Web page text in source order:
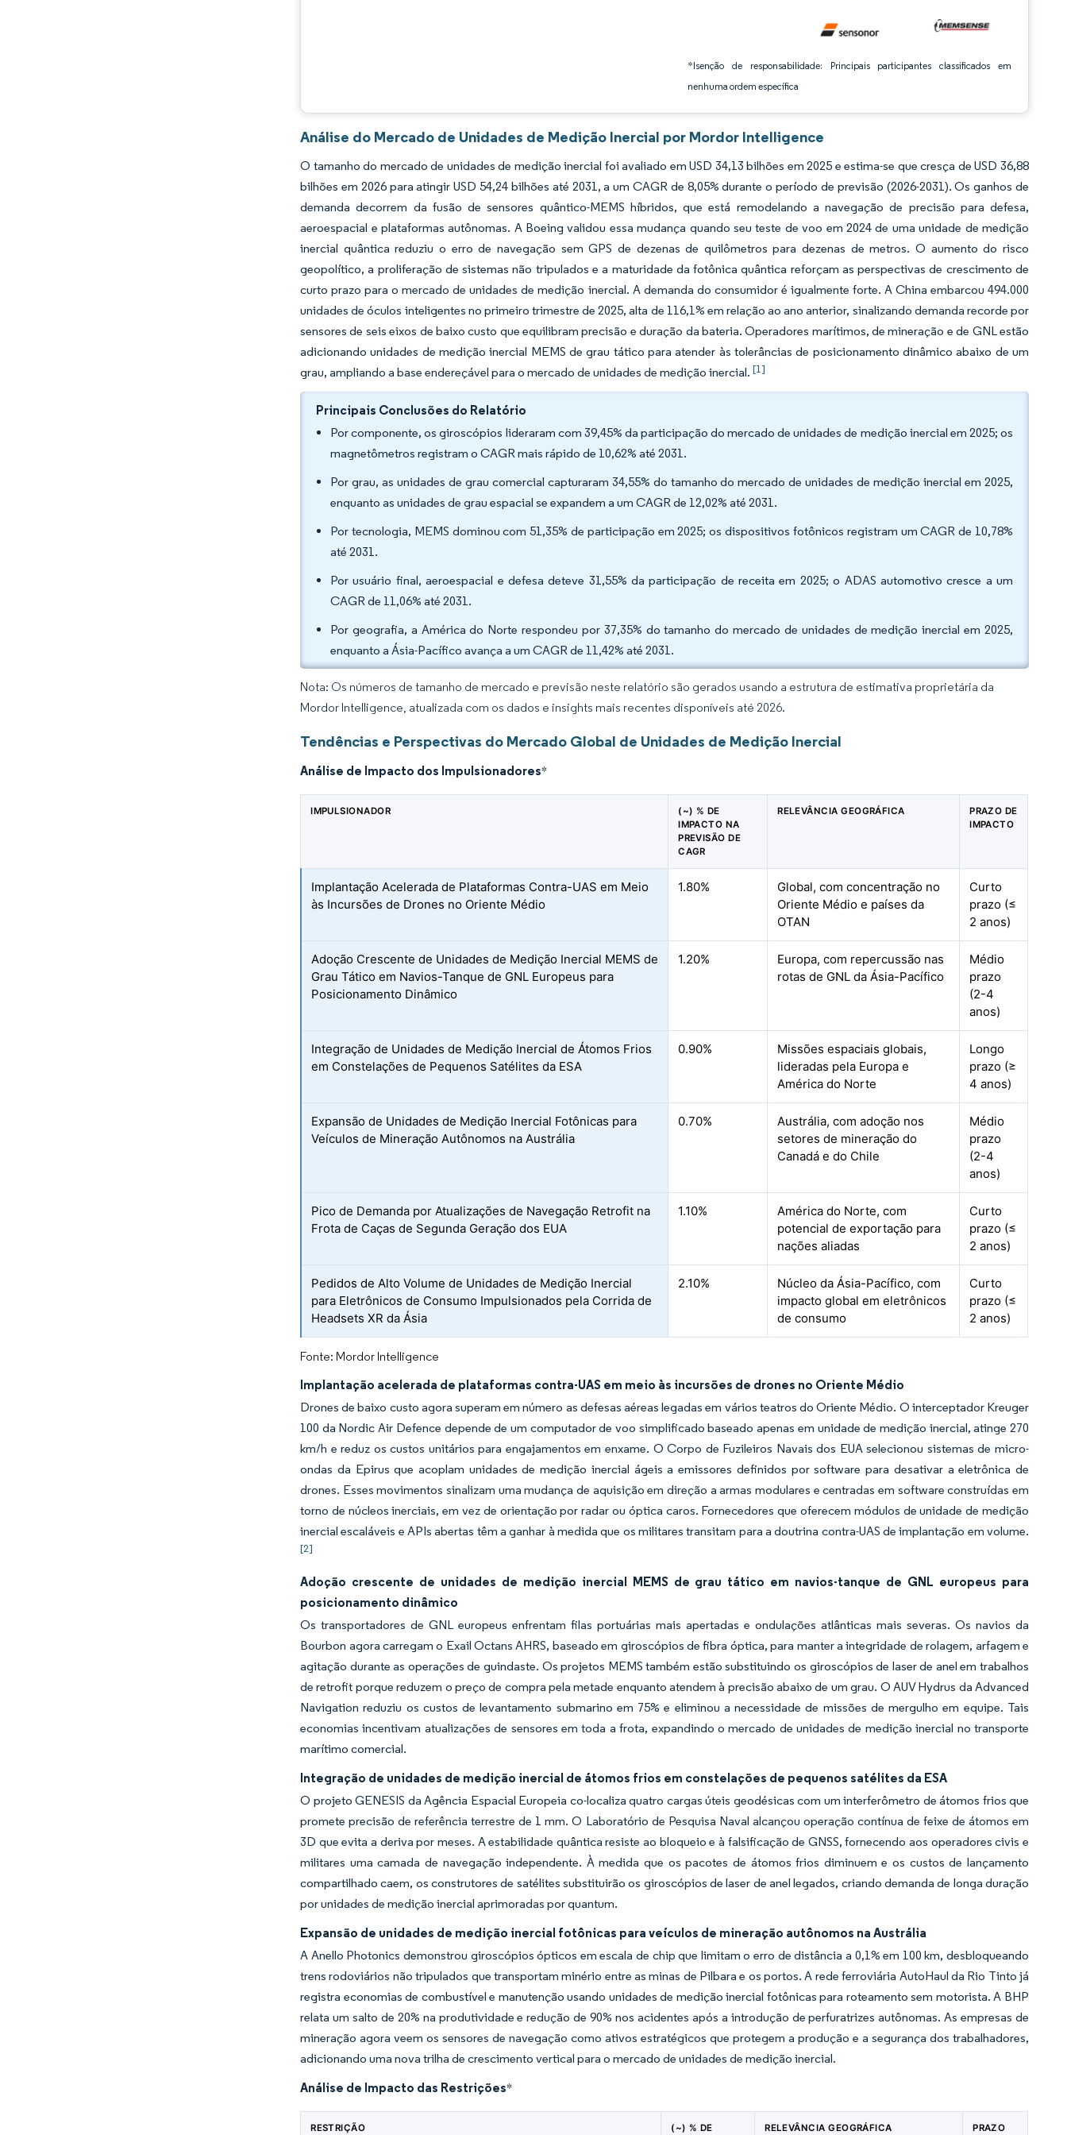
*Isenção de responsabilidade: Principais participantes classificados em
nenhuma ordem específica
Análise do Mercado de Unidades de Medição Inercial por Mordor Intelligence
O tamanho do mercado de unidades de medição inercial foi avaliado em USD 34,13 bilhões em 2025 e estima-se que cresça de USD 36,88
bilhões em 2026 para atingir USD 54,24 bilhões até 2031, a um CAGR de 8,05% durante o período de previsão (2026-2031). Os ganhos de
demanda decorrem da fusão de sensores quântico-MEMS híbridos, que está remodelando a navegação de precisão para defesa,
aeroespacial e plataformas autônomas. A Boeing validou essa mudança quando seu teste de voo em 2024 de uma unidade de medição
inercial quântica reduziu o erro de navegação sem GPS de dezenas de quilômetros para dezenas de metros. O aumento do risco
geopolítico, a proliferação de sistemas não tripulados e a maturidade da fotônica quântica reforçam as perspectivas de crescimento de
curto prazo para o mercado de unidades de medição inercial. A demanda do consumidor é igualmente forte. A China embarcou 494.000
unidades de óculos inteligentes no primeiro trimestre de 2025, alta de 116,1% em relação ao ano anterior, sinalizando demanda recorde por
sensores de seis eixos de baixo custo que equilibram precisão e duração da bateria. Operadores marítimos, de mineração e de GNL estão
adicionando unidades de medição inercial MEMS de grau tático para atender às tolerâncias de posicionamento dinâmico abaixo de um
grau, ampliando a base endereçável para o mercado de unidades de medição inercial.[1]
Principais Conclusões do Relatório
Por componente, os giroscópios lideraram com 39,45% da participação do mercado de unidades de medição inercial em 2025; os
magnetômetros registram o CAGR mais rápido de 10,62% até 2031.
Por grau, as unidades de grau comercial capturaram 34,55% do tamanho do mercado de unidades de medição inercial em 2025,
enquanto as unidades de grau espacial se expandem a um CAGR de 12,02% até 2031.
Por tecnologia, MEMS dominou com 51,35% de participação em 2025; os dispositivos fotônicos registram um CAGR de 10,78%
até 2031.
Por usuário final, aeroespacial e defesa deteve 31,55% da participação de receita em 2025; o ADAS automotivo cresce a um
CAGR de 11,06% até 2031.
Por geografia, a América do Norte respondeu por 37,35% do tamanho do mercado de unidades de medição inercial em 2025,
enquanto a Ásia-Pacífico avança a um CAGR de 11,42% até 2031.
Nota: Os números de tamanho de mercado e previsão neste relatório são gerados usando a estrutura de estimativa proprietária da
Mordor Intelligence, atualizada com os dados e insights mais recentes disponíveis até 2026.
Tendências e Perspectivas do Mercado Global de Unidades de Medição Inercial
Análise de Impacto dos Impulsionadores*
IMPULSIONADOR
(~) % DE
IMPACTO NA
PREVISÃO DE
CAGR
RELEVÂNCIA GEOGRÁFICA
PRAZO DE
IMPACTO
Implantação Acelerada de Plataformas Contra-UAS em Meio
às Incursões de Drones no Oriente Médio
1.80%
Global, com concentração no
Oriente Médio e países da
OTAN
Curto
prazo (≤
2 anos)
Adoção Crescente de Unidades de Medição Inercial MEMS de
Grau Tático em Navios-Tanque de GNL Europeus para
Posicionamento Dinâmico
1.20%
Europa, com repercussão nas
rotas de GNL da Ásia-Pacífico
Médio
prazo
(2-4
anos)
Integração de Unidades de Medição Inercial de Átomos Frios
em Constelações de Pequenos Satélites da ESA
0.90%
Missões espaciais globais,
lideradas pela Europa e
América do Norte
Longo
prazo (≥
4 anos)
Expansão de Unidades de Medição Inercial Fotônicas para
Veículos de Mineração Autônomos na Austrália
0.70%
Austrália, com adoção nos
setores de mineração do
Canadá e do Chile
Médio
prazo
(2-4
anos)
Pico de Demanda por Atualizações de Navegação Retrofit na
Frota de Caças de Segunda Geração dos EUA
1.10%
América do Norte, com
potencial de exportação para
nações aliadas
Curto
prazo (≤
2 anos)
Pedidos de Alto Volume de Unidades de Medição Inercial
para Eletrônicos de Consumo Impulsionados pela Corrida de
Headsets XR da Ásia
2.10%
Núcleo da Ásia-Pacífico, com
impacto global em eletrônicos
de consumo
Curto
prazo (≤
2 anos)
Fonte: Mordor Intelligence
Implantação acelerada de plataformas contra-UAS em meio às incursões de drones no Oriente Médio
Drones de baixo custo agora superam em número as defesas aéreas legadas em vários teatros do Oriente Médio. O interceptador Kreuger
100 da Nordic Air Defence depende de um computador de voo simplificado baseado apenas em unidade de medição inercial, atinge 270
km/h e reduz os custos unitários para engajamentos em enxame. O Corpo de Fuzileiros Navais dos EUA selecionou sistemas de micro-
ondas da Epirus que acoplam unidades de medição inercial ágeis a emissores definidos por software para desativar a eletrônica de
drones. Esses movimentos sinalizam uma mudança de aquisição em direção a armas modulares e centradas em software construídas em
torno de núcleos inerciais, em vez de orientação por radar ou óptica caros. Fornecedores que oferecem módulos de unidade de medição
inercial escaláveis e APIs abertas têm a ganhar à medida que os militares transitam para a doutrina contra-UAS de implantação em volume.
[2]
Adoção crescente de unidades de medição inercial MEMS de grau tático em navios-tanque de GNL europeus para
posicionamento dinâmico
Os transportadores de GNL europeus enfrentam filas portuárias mais apertadas e ondulações atlânticas mais severas. Os navios da
Bourbon agora carregam o Exail Octans AHRS, baseado em giroscópios de fibra óptica, para manter a integridade de rolagem, arfagem e
agitação durante as operações de guindaste. Os projetos MEMS também estão substituindo os giroscópios de laser de anel em trabalhos
de retrofit porque reduzem o preço de compra pela metade enquanto atendem à precisão abaixo de um grau. O AUV Hydrus da Advanced
Navigation reduziu os custos de levantamento submarino em 75% e eliminou a necessidade de missões de mergulho em equipe. Tais
economias incentivam atualizações de sensores em toda a frota, expandindo o mercado de unidades de medição inercial no transporte
marítimo comercial.
Integração de unidades de medição inercial de átomos frios em constelações de pequenos satélites da ESA
O projeto GENESIS da Agência Espacial Europeia co-localiza quatro cargas úteis geodésicas com um interferômetro de átomos frios que
promete precisão de referência terrestre de 1 mm. O Laboratório de Pesquisa Naval alcançou operação contínua de feixe de átomos em
3D que evita a deriva por meses. A estabilidade quântica resiste ao bloqueio e à falsificação de GNSS, fornecendo aos operadores civis e
militares uma camada de navegação independente. À medida que os pacotes de átomos frios diminuem e os custos de lançamento
compartilhado caem, os construtores de satélites substituirão os giroscópios de laser de anel legados, criando demanda de longa duração
por unidades de medição inercial aprimoradas por quantum.
Expansão de unidades de medição inercial fotônicas para veículos de mineração autônomos na Austrália
A Anello Photonics demonstrou giroscópios ópticos em escala de chip que limitam o erro de distância a 0,1% em 100 km, desbloqueando
trens rodoviários não tripulados que transportam minério entre as minas de Pilbara e os portos. A rede ferroviária AutoHaul da Rio Tinto já
registra economias de combustível e manutenção usando unidades de medição inercial fotônicas para roteamento sem motorista. A BHP
relata um salto de 20% na produtividade e redução de 90% nos acidentes após a introdução de perfuratrizes autônomas. As empresas de
mineração agora veem os sensores de navegação como ativos estratégicos que protegem a produção e a segurança dos trabalhadores,
adicionando uma nova trilha de crescimento vertical para o mercado de unidades de medição inercial.
Análise de Impacto das Restrições*
RESTRIÇÃO (~) % DE RELEVÂNCIA GEOGRÁFICA PRAZO